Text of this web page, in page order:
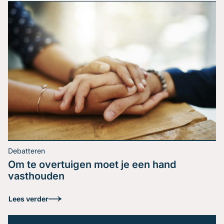
Je bent expert in jouw vakgebied. Je weet precies wat
je wil zeggen. Toch verlaat je het podium met het
gevoel dat je boodschap niet is geland. Herkenbaar?
Het probleem zit zelden in de inhoud, het zit in de
volgorde. De kloof tussen expert en leek Een
schaakgrootmeester ziet een stelling in seconden. Een
beginner […]
Lees verder
wie jij je moet
Debatteren
Om te overtuigen moet je een hand
vasthouden
Lees verder